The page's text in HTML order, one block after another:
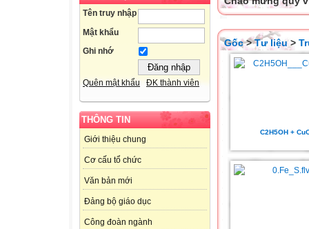
Tên truy nhập
Mật khẩu
Ghi nhớ
Quên mật khẩu ĐK thành viên
THÔNG TIN
Giới thiệu chung
Cơ cấu tổ chức
Văn bản mới
Đảng bộ giáo dục
Công đoàn ngành
Gốc>Tư liệu>
C2H5OH +